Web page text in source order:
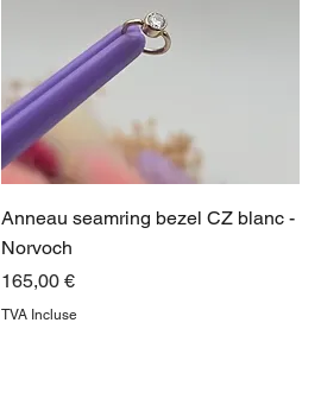
Anneau seamring bezel CZ blanc -
Norvoch
Prix
165,00 €
TVA Incluse